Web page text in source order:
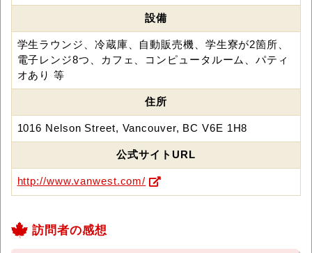
設備
学生ラウンジ、冷蔵庫、自動販売機、学生寮が2箇所、
電子レンジ8つ、カフェ、コンピュータルーム、パティ
オあり 等
住所
1016 Nelson Street, Vancouver, BC V6E 1H8
公式サイトURL
http://www.vanwest.com/
訪問者の感想